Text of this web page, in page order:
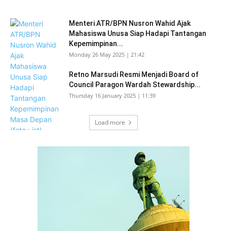
Menteri ATR/BPN Nusron Wahid Ajak
Mahasiswa Unusa Siap Hadapi Tantangan
Kepemimpinan...
Monday 26 May 2025 | 21:42
Retno Marsudi Resmi Menjadi Board of
Council Paragon Wardah Stewardship...
Thursday 16 January 2025 | 11:39
Load more